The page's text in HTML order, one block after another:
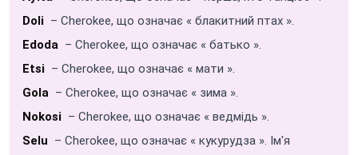
Doli – Cherokee, що означає « блакитний птах ».
Edoda – Cherokee, що означає « батько ».
Etsi – Cherokee, що означає « мати ».
Gola – Cherokee, що означає « зима ».
Nokosi – Cherokee, що означає « ведмідь ».
Selu – Cherokee, що означає « кукурудза ». Ім'я